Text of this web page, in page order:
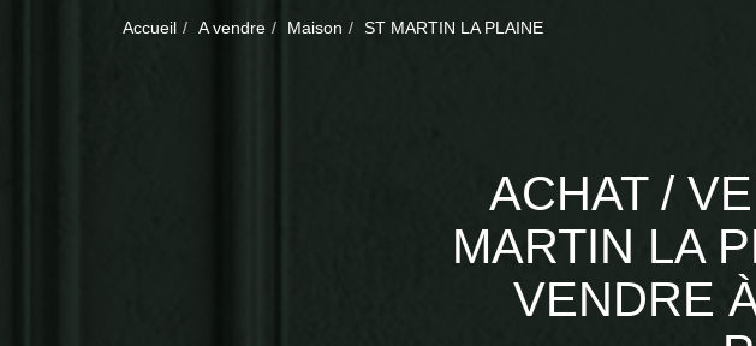
Accueil A vendre Maison ST MARTIN LA PLAINE
ACHAT /
MARTIN LA
VENDRE